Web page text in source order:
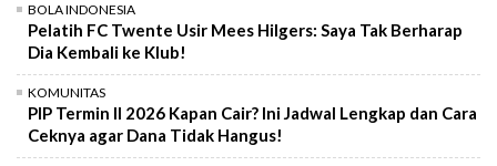
BOLA INDONESIA
Pelatih FC Twente Usir Mees Hilgers: Saya Tak Berharap
Dia Kembali ke Klub!
KOMUNITAS
PIP Termin II 2026 Kapan Cair? Ini Jadwal Lengkap dan Cara
Ceknya agar Dana Tidak Hangus!